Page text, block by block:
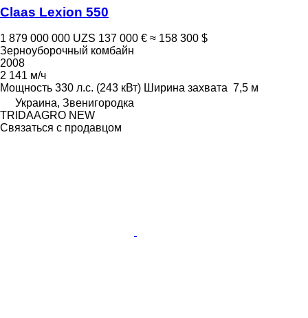
Claas Lexion 550
1 879 000 000 UZS 137 000 € ≈ 158 300 $
Зерноуборочный комбайн
2008
2 141 м/ч
Мощность 330 л.с. (243 кВт) Ширина захвата 7,5 м
Украина, Звенигородка
TRIDAAGRO NEW
Связаться с продавцом